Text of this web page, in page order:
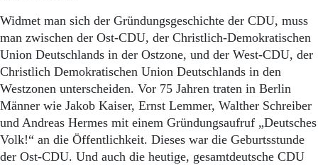
Start
Wer wir sind
Aktuelle Ausgabe
Abonnenten-Login
Abonnent werden
Abo Prämien
Schlesien
Danzig und Westpreußen
Bücher
Widmet man sich der Gründungsgeschichte der CDU, muss
man zwischen der Ost-CDU, der Christlich-Demokratischen
Union Deutschlands in der Ostzone, und der West-CDU, der
Christlich Demokratischen Union Deutschlands in den
Westzonen unterscheiden. Vor 75 Jahren traten in Berlin
Männer wie Jakob Kaiser, Ernst Lemmer, Walther Schreiber
und Andreas Hermes mit einem Gründungsaufruf „Deutsches
Volk!“ an die Öffentlichkeit. Dieses war die Geburtsstunde
der Ost-CDU. Und auch die heutige, gesamtdeutsche CDU